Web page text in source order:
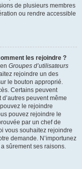
de plusieurs membres
ou rendre accessible
les rejoindre ?
Groupes d’utilisateurs
rejoindre un des
le bouton approprié.
Certains peuvent
peuvent même
le rejoindre
pouvez rejoindre le
par un chef de
vous souhaitez rejoindre
demande. N’importunez
sûrement ses raisons.